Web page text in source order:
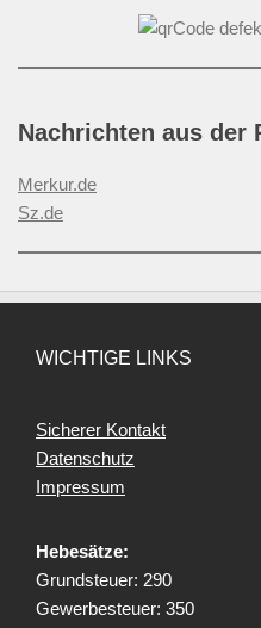
Nachrichten aus der
Merkur.de
Sz.de
WICHTIGE LINKS
Sicherer Kontakt
Datenschutz
Impressum
Hebesätze:
Grundsteuer: 290
Gewerbesteuer: 350